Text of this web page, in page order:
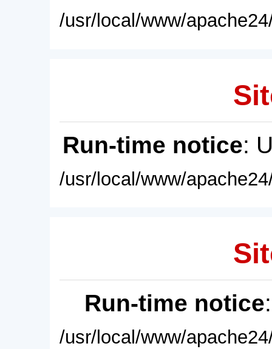
/usr/local/www/
Run-time notice:
/usr/local/www/
Run-time notice
/usr/local/www/